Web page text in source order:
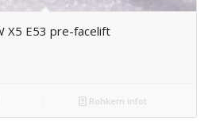
X5 E53 pre-facelift
Rohkem infot